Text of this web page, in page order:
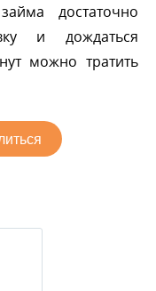
достаточно
и дождаться
можно тратить